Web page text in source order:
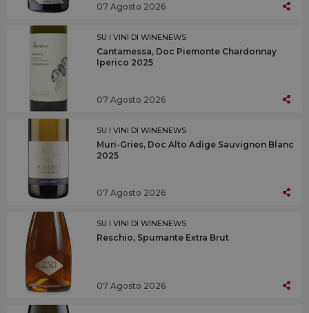
07 Agosto 2026
SU I VINI DI WINENEWS
Cantamessa, Doc Piemonte Chardonnay
Iperico 2025
07 Agosto 2026
SU I VINI DI WINENEWS
Muri-Gries, Doc Alto Adige Sauvignon Blanc
2025
07 Agosto 2026
SU I VINI DI WINENEWS
Reschio, Spumante Extra Brut
07 Agosto 2026